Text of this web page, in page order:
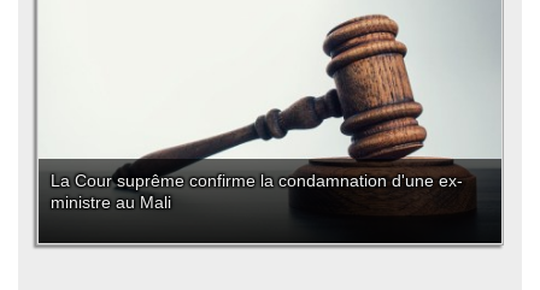
La Cour suprême confirme la condamnation d'une ex-
ministre au Mali